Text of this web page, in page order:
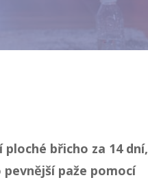
břicho za 14 dní,
paže pomocí